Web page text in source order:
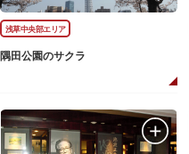
浅草中央部エリア
隅田公園のサクラ